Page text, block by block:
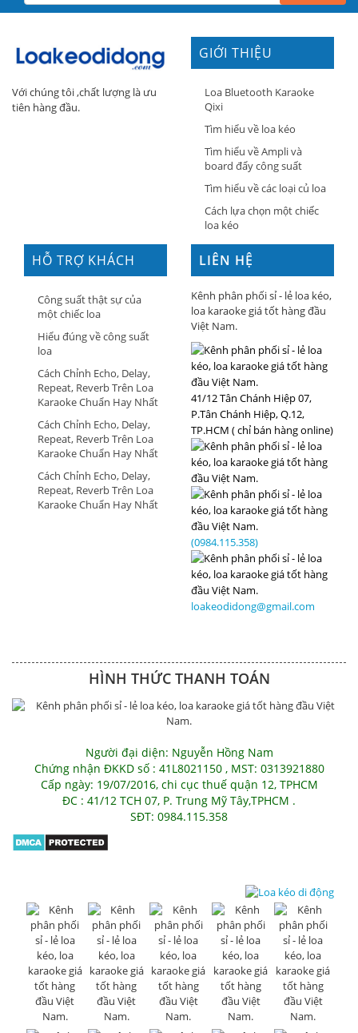
Với chúng tôi ,chất lượng là ưu
tiên hàng đầu.
GIỚI THIỆU
Loa Bluetooth Karaoke
Qixi
Tìm hiểu về loa kéo
Tìm hiểu về Ampli và
board đẩy công suất
Tìm hiểu về các loại củ loa
Cách lựa chọn một chiếc
loa kéo
HỖ TRỢ KHÁCH
HÀNG
Công suất thật sự của
một chiếc loa
Hiểu đúng về công suất
loa
Cách Chỉnh Echo, Delay,
Repeat, Reverb Trên Loa
Karaoke Chuẩn Hay Nhất
Cách Chỉnh Echo, Delay,
Repeat, Reverb Trên Loa
Karaoke Chuẩn Hay Nhất
Cách Chỉnh Echo, Delay,
Repeat, Reverb Trên Loa
Karaoke Chuẩn Hay Nhất
LIÊN HỆ
Kênh phân phối sỉ - lẻ loa kéo,
loa karaoke giá tốt hàng đầu
Việt Nam.
41/12 Tân Chánh Hiệp 07,
P.Tân Chánh Hiệp, Q.12,
TP.HCM ( chỉ bán hàng online)
(0984.115.358)
loakeodidong@gmail.com
HÌNH THỨC THANH TOÁN
Người đại diện: Nguyễn Hồng Nam
Chứng nhận ĐKKD số : 41L8021150 , MST: 0313921880
Cấp ngày: 19/07/2016, chi cục thuế quận 12, TPHCM
ĐC : 41/12 TCH 07, P. Trung Mỹ Tây,TPHCM .
SĐT: 0984.115.358